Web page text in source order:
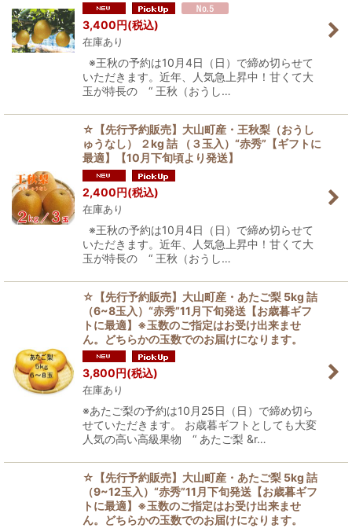
3,400円(税込)
在庫あり
※王秋の予約は10月4日（日）で締め切らせて
いただきます。近年、人気急上昇中！甘くて大
玉が特長の “ 王秋（おうし…
☆【先行予約販売】大山町産・王秋梨（おうし
ゅうなし） ２kg 詰 （３玉入）“赤秀”【ギフトに
最適】【10月下旬頃より発送】
2,400円(税込)
在庫あり
※王秋の予約は10月4日（日）で締め切らせて
いただきます。近年、人気急上昇中！甘くて大
玉が特長の “ 王秋（おうし…
☆【先行予約販売】大山町産・あたご梨 5kg 詰
（6~8玉入）“赤秀”11月下旬発送【お歳暮ギフ
トに最適】※玉数のご指定はお受け出来ませ
ん。どちらかの玉数でのお届けになります。
3,800円(税込)
在庫あり
※あたご梨の予約は10月25日（日）で締め切ら
せていただきます。 お歳暮ギフトとしても大変
人気の高い高級果物 “ あたご梨 &r…
☆【先行予約販売】大山町産・あたご梨 5kg 詰
（9~12玉入）“赤秀”11月下旬発送【お歳暮ギフ
トに最適】※玉数のご指定はお受け出来ませ
ん。どちらかの玉数でのお届けになります。